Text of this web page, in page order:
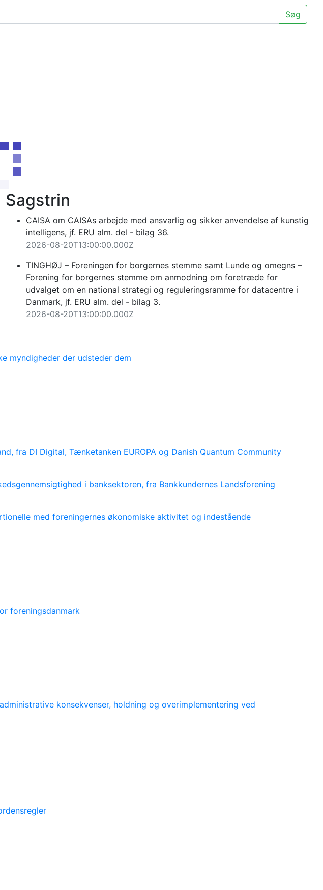
Søg
Sagstrin
CAISA om CAISAs arbejde med ansvarlig og sikker anvendelse af kunstig
intelligens, jf. ERU alm. del - bilag 36.
2026-08-20T13:00:00.000Z
TINGHØJ – Foreningen for borgernes stemme samt Lunde og omegns –
Forening for borgernes stemme om anmodning om foretræde for
udvalget om en national strategi og reguleringsramme for datacentre i
Danmark, jf. ERU alm. del - bilag 3.
2026-08-20T13:00:00.000Z
myndigheder der udsteder dem
fra DI Digital, Tænketanken EUROPA og Danish Quantum Community
i banksektoren, fra Bankkundernes Landsforening
med foreningernes økonomiske aktivitet og indestående
foreningsdanmark
konsekvenser, holdning og overimplementering ved